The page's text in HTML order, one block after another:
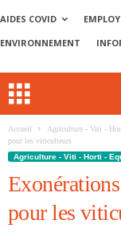
AIDES COVID
ENVIRONNEMENT
Accueil Agriculture - Viti -
pour les viticulteurs
Agriculture - Viti - Horti -
pour les